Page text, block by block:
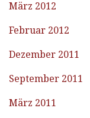
März 2012
Februar 2012
Dezember 2011
September 2011
März 2011